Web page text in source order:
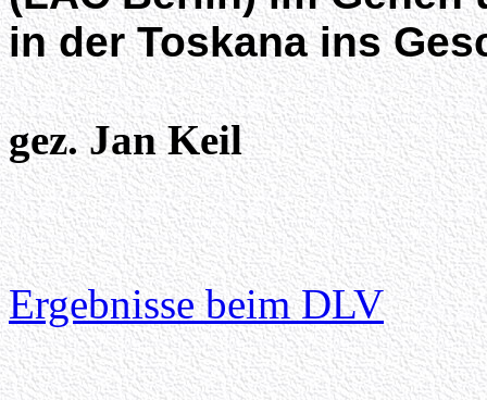
in der Toskana ins
gez. Jan Keil
Ergebnisse beim DLV